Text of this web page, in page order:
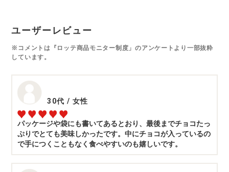
ユーザーレビュー
※コメントは『ロッテ商品モニター制度」のアンケートより一部抜粋
しています。
30代 / 女性
パッケージや袋にも書いてあるとおり、最後までチョコたっ
ぷりでとても美味しかったです。中にチョコが入っているの
で手につくこともなく食べやすいのも嬉しいです。